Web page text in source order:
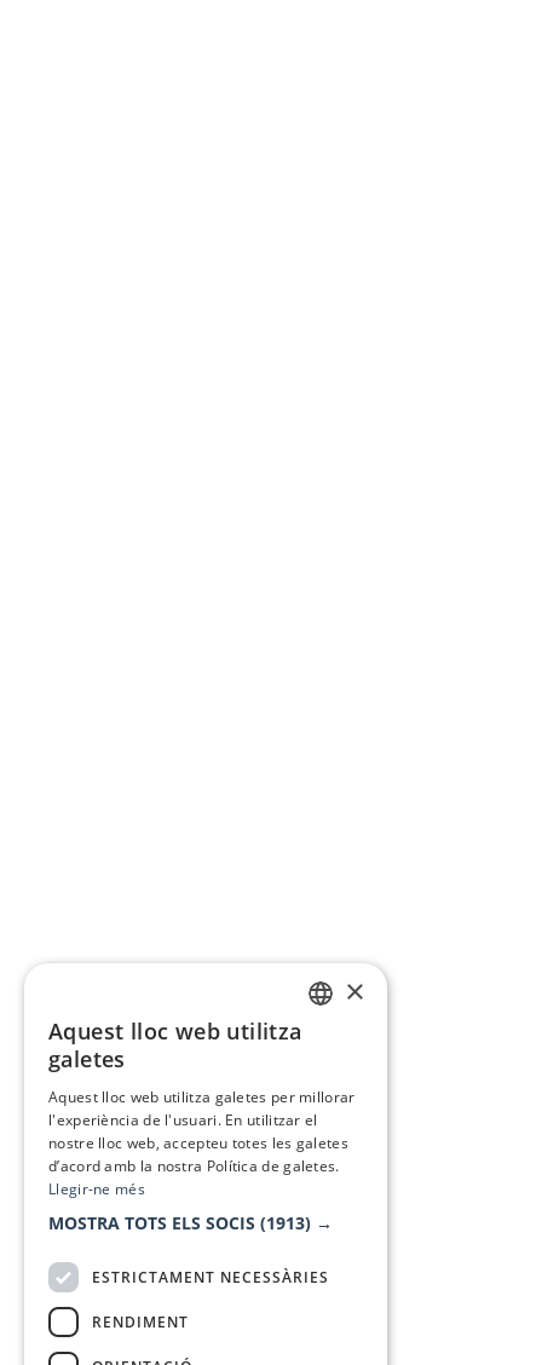
×
Aquest lloc web utilitza
galetes
Aquest lloc web utilitza galetes per millorar
l'experiència de l'usuari. En utilitzar el
nostre lloc web, accepteu totes les galetes
d’acord amb la nostra Política de galetes.
Llegir-ne més
MOSTRA TOTS ELS SOCIS (1913) →
ESTRICTAMENT NECESSÀRIES
RENDIMENT